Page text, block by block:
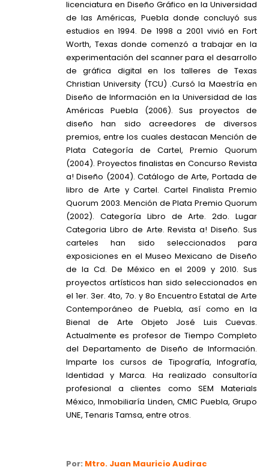
licenciatura en Diseño Gráfico en la Universidad
de las Américas, Puebla donde concluyó sus
estudios en 1994. De 1998 a 2001 vivió en Fort
Worth, Texas donde comenzó a trabajar en la
experimentación del scanner para el desarrollo
de gráfica digital en los talleres de Texas
Christian University (TCU) .Cursó la Maestría en
Diseño de Información en la Universidad de las
Américas Puebla (2006). Sus proyectos de
diseño han sido acreedores de diversos
premios, entre los cuales destacan Mención de
Plata Categoría de Cartel, Premio Quorum
(2004). Proyectos finalistas en Concurso Revista
a! Diseño (2004). Catálogo de Arte, Portada de
libro de Arte y Cartel. Cartel Finalista Premio
Quorum 2003. Mención de Plata Premio Quorum
(2002). Categoría Libro de Arte. 2do. Lugar
Categoria Libro de Arte. Revista a! Diseño. Sus
carteles han sido seleccionados para
exposiciones en el Museo Mexicano de Diseño
de la Cd. De México en el 2009 y 2010. Sus
proyectos artísticos han sido seleccionados en
el 1er. 3er. 4to, 7o. y 8o Encuentro Estatal de Arte
Contemporáneo de Puebla, así como en la
Bienal de Arte Objeto José Luis Cuevas.
Actualmente es profesor de Tiempo Completo
del Departamento de Diseño de Información.
Imparte los cursos de Tipografía, Infografía,
Identidad y Marca. Ha realizado consultoría
profesional a clientes como SEM Materials
México, Inmobiliaría Linden, CMIC Puebla, Grupo
UNE, Tenaris Tamsa, entre otros.
Por: Mtro. Juan Mauricio Audirac